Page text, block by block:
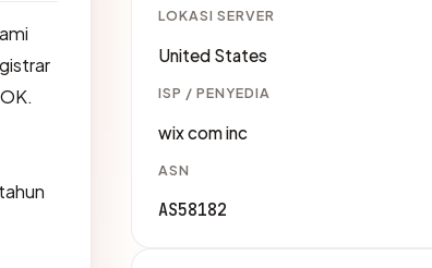
LOKASI SERVER
United States
ISP / PENYEDIA
wix com inc
ASN
AS58182